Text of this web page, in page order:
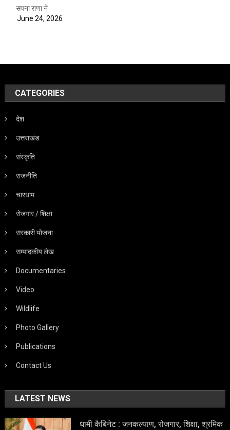
सपना राणा ने
June 24, 2026
CATEGORIES
देश
उत्तराखंड
संस्कृति
राजनीति
चारधाम
रोजगार / शिक्षा
सरकारी योजना
सम्पादकीय लेख
Documentaries
Video
Wildlife
Photo Gallery
Publications
Contact Us
LATEST NEWS
धामी कैबिनेट : जनकल्याण, रोजगार, शिक्षा, श्रमिक